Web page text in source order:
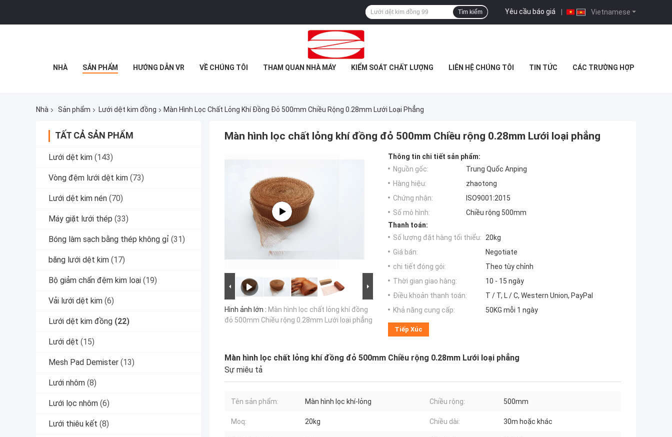
Vietnamese
Yêu cầu báo giá |
Tìm kiếm
NHÀ SẢN PHẨM HƯỚNG DẪN VR VỀ CHÚNG TÔI THAM QUAN NHÀ MÁY KIỂM SOÁT CHẤT LƯỢNG LIÊN HỆ CHÚNG TÔI TIN TỨC CÁC TRƯỜNG HỢP
Nhà Sản phẩm Lưới dệt kim đồng Màn Hình Lọc Chất Lỏng Khí Đồng Đỏ 500mm Chiều Rộng 0.28mm Lưới Loại Phẳng
TẤT CẢ SẢN PHẨM
Lưới dệt kim (143)
Vòng đệm lưới dệt kim (73)
Lưới dệt kim nén (70)
Máy giặt lưới thép (33)
Bóng làm sạch bằng thép không gỉ (31)
băng lưới dệt kim (17)
Bộ giảm chấn đệm kim loại (19)
Vải lưới dệt kim (6)
Lưới dệt kim đồng (22)
Lưới dệt (15)
Mesh Pad Demister (13)
Lưới nhôm (8)
Lưới lọc nhôm (6)
Lưới thiêu kết (8)
Màn hình lọc chất lỏng khí đồng đỏ 500mm Chiều rộng 0.28mm Lưới loại phẳng
Hình ảnh lớn : Màn hình lọc chất lỏng khí đồng
đỏ 500mm Chiều rộng 0.28mm Lưới loại phẳng
Thông tin chi tiết sản phẩm:
Nguồn gốc:
Trung Quốc Anping
Hàng hiệu:
zhaotong
Chứng nhận:
ISO9001:2015
Số mô hình:
Chiều rộng 500mm
Thanh toán:
Số lượng đặt hàng tối thiểu: 20kg
Giá bán:
Negotiate
chi tiết đóng gói:
Theo tùy chỉnh
Thời gian giao hàng:
10 - 15 ngày
Điều khoản thanh toán:
T / T, L / C, Western Union, PayPal
Khả năng cung cấp:
50KG mỗi 1 ngày
Tiếp Xúc
Màn hình lọc chất lỏng khí đồng đỏ 500mm Chiều rộng 0.28mm Lưới loại phẳng
Sự miêu tả
Tên sản phẩm: Màn hình lọc khí-lỏng Chiều rộng: 500mm
Moq: 20kg Chiều dài: 30m hoặc khác